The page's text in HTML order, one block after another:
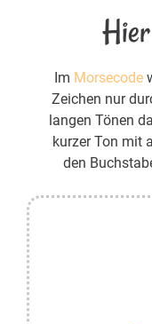
Im Morsecode
Zeichen nur
langen Tönen
kurzer Ton mit
den